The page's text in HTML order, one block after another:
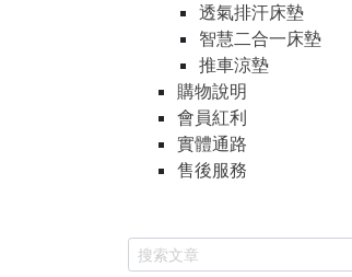
透氣排汗床墊
智慧二合一床墊
推車涼墊
購物說明
會員紅利
實體通路
售後服務